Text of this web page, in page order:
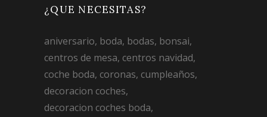
¿QUE NECESITAS?
aniversario boda bodas bonsai
centros de mesa centros navidad
coche boda coronas cumpleaños
decoracion coches
decoracion coches boda